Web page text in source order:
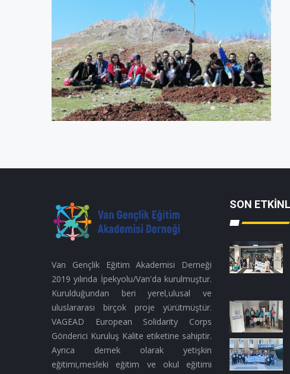
Van Gençlik Eğitim Akademisi Derneği
2019 yılında İpekyolu/Van'da kurulmuştur.
Kurulduğundan beri yerel,ulusal ve
uluslararası birçok proje yürütmüştür.
VAGEAD European Solidarity Corps
Gönderici Kuruluş Kalite etiketine sahiptir.
Ayrıca dernek olarak yetişkin
eğitimi,mesleki eğitim ve okul eğitimi
SON